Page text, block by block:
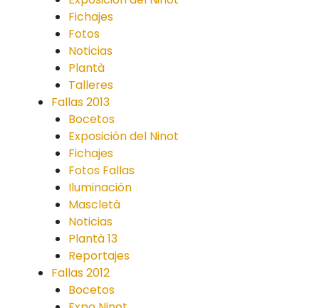
Fichajes
Fotos
Noticias
Plantà
Talleres
Fallas 2013
Bocetos
Exposición del Ninot
Fichajes
Fotos Fallas
Iluminación
Mascletà
Noticias
Plantà 13
Reportajes
Fallas 2012
Bocetos